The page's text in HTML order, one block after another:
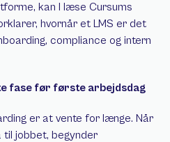
kan I læse Cursums
hvornår et LMS er det
compliance og intern
fase før første arbejdsdag
er at vente for længe. Når
til jobbet, begynder